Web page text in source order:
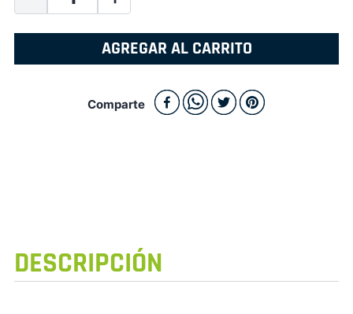
AGREGAR AL CARRITO
Comparte
DESCRIPCIÓN